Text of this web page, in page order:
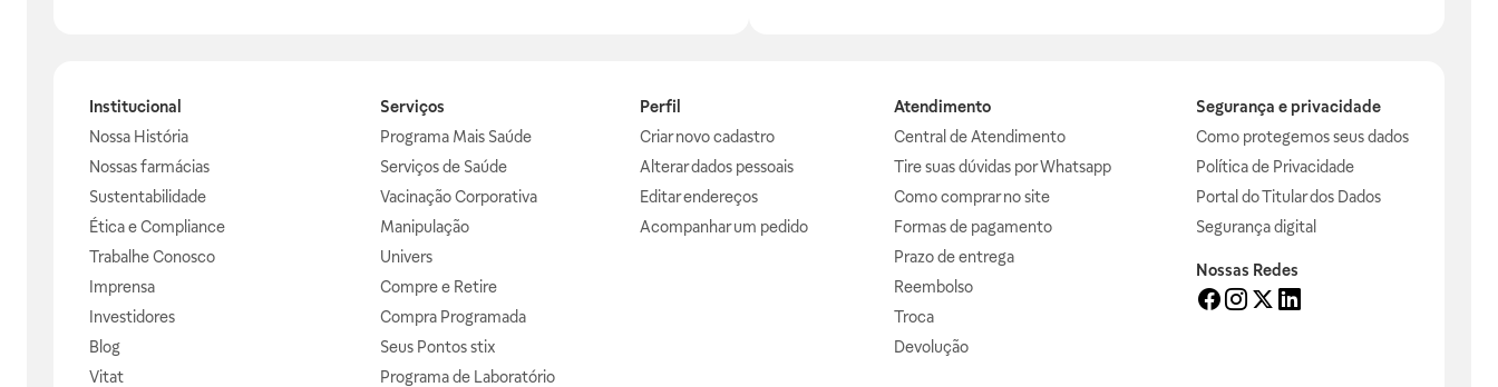
Institucional
Nossa História
Nossas farmácias
Sustentabilidade
Ética e Compliance
Trabalhe Conosco
Imprensa
Investidores
Blog
Vitat
Serviços
Programa Mais Saúde
Serviços de Saúde
Vacinação Corporativa
Manipulação
Univers
Compre e Retire
Compra Programada
Seus Pontos stix
Programa de Laboratório
Perfil
Criar novo cadastro
Alterar dados pessoais
Editar endereços
Acompanhar um pedido
Atendimento
Central de Atendimento
Tire suas dúvidas por Whatsapp
Como comprar no site
Formas de pagamento
Prazo de entrega
Reembolso
Troca
Devolução
Segurança e privacidade
Como protegemos seus dados
Política de Privacidade
Portal do Titular dos Dados
Segurança digital
Nossas Redes